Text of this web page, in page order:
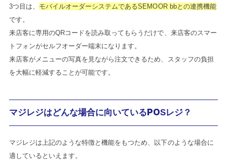
3つ目は、 モバイルオーダーシステムであるSEMOOR bbとの連携機能
です。
来店客に専用のQRコードを読み取ってもらうだけで、来店客のスマー
トフォンがセルフオーダー端末になります。
来店客がメニューの写真を見ながら注文できるため、スタッフの負担
を大幅に軽減することが可能です。
マジレジはどんな場合に向いているPOSレジ？
マジレジは上記のような特徴と機能をもつため、以下のような場合に
適しているといえます。